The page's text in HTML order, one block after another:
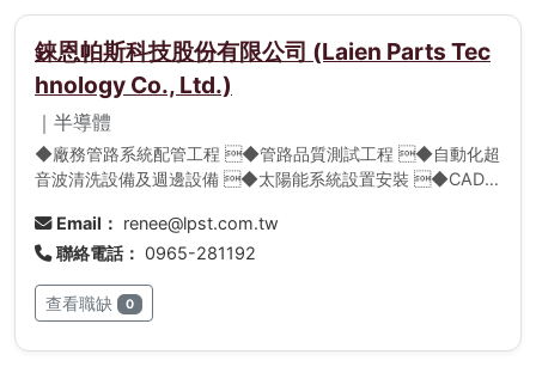
錸恩帕斯科技股份有限公司 (Laien Parts Tec
hnology Co., Ltd.)
｜半導體
◆廠務管路系統配管工程 ◆管路品質測試工程 ◆自動化超
音波清洗設備及週邊設備 ◆太陽能系統設置安裝 ◆CAD
Email： renee@lpst.com.tw
聯絡電話： 0965-281192
查看職缺 0